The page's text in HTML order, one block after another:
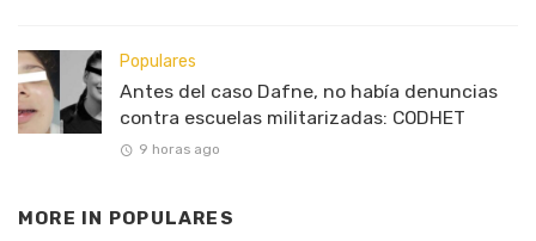
Populares
Antes del caso Dafne, no había denuncias
contra escuelas militarizadas: CODHET
9 horas ago
MORE IN POPULARES